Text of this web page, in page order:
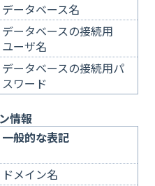
データベース名
データベースの接続用
ユーザ名
データベースの接続用パ
スワード
情報
一般的な表記
ドメイン名